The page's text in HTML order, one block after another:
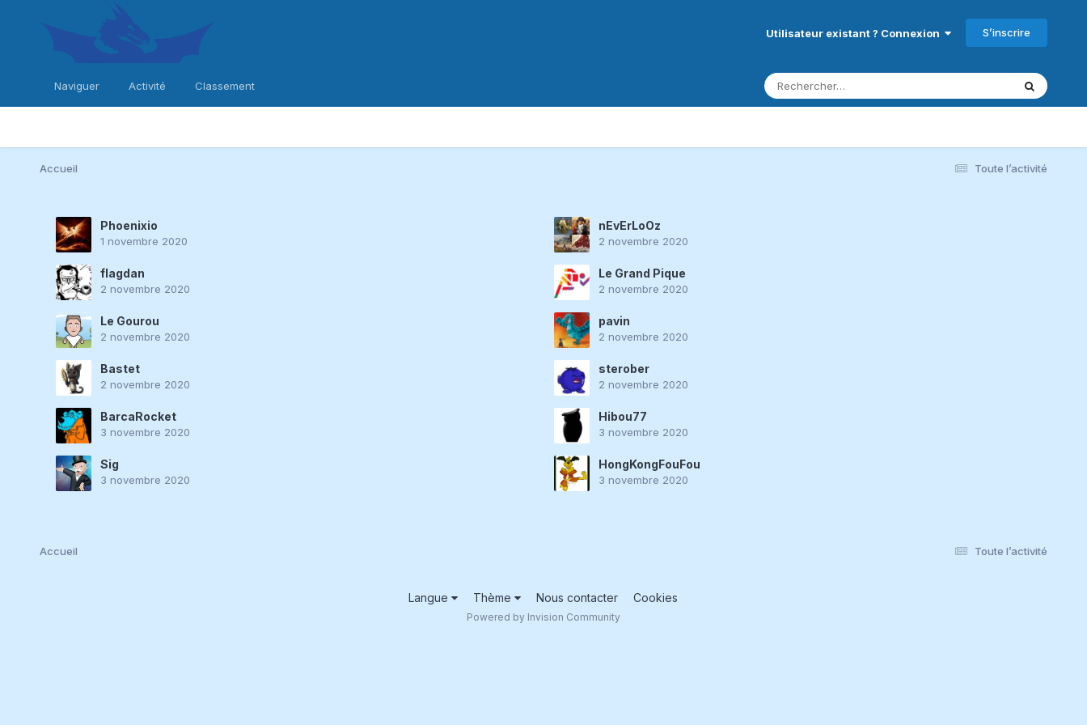
Utilisateur existant ? Connexion S’inscrire
Naviguer Activité Classement
Toute l’activité
Accueil
Phoenixio
1 novembre 2020
nEvErLoOz
2 novembre 2020
flagdan
2 novembre 2020
Le Grand Pique
2 novembre 2020
Le Gourou
2 novembre 2020
pavin
2 novembre 2020
Bastet
2 novembre 2020
sterober
2 novembre 2020
BarcaRocket
3 novembre 2020
Hibou77
3 novembre 2020
Sig
3 novembre 2020
HongKongFouFou
3 novembre 2020
Toute l’activité
Accueil
Langue Thème Nous contacter Cookies
Powered by Invision Community